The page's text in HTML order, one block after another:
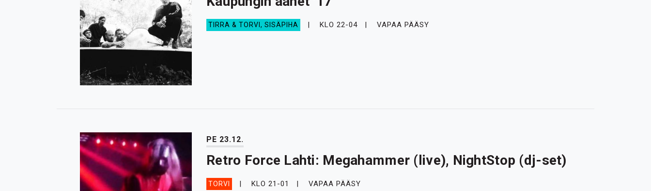
TIRRA & TORVI, SISÄPIHA KLO 22-04 VAPAA PÄÄSY
PE 23.12.
Retro Force Lahti: Megahammer (live), NightStop (dj-set)
TORVI KLO 21-01 VAPAA PÄÄSY